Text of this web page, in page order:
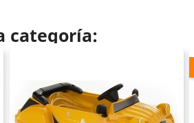
categoría: